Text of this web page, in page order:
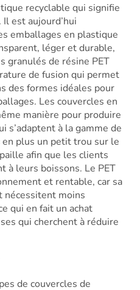
recyclable qui signifie
est aujourd’hui
emballages en plastique
léger et durable,
granulés de résine PET
de fusion qui permet
des formes idéales pour
Les couvercles en
manière pour produire
s’adaptent à la gamme de
plus un petit trou sur le
afin que les clients
à leurs boissons. Le PET
et rentable, car sa
nécessitent moins
qui en fait un achat
qui cherchent à réduire
de couvercles de